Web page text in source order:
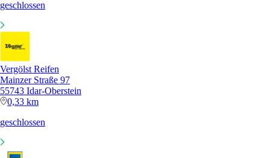
geschlossen
Vergölst Reifen
Mainzer Straße 97
55743 Idar-Oberstein
0,33 km
geschlossen